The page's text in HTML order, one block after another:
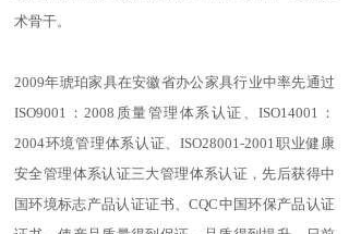
术骨干。
2009年琥珀家具在安徽省办公家具行业中率先通过
ISO9001：2008质量管理体系认证、ISO14001：
2004环境管理体系认证、ISO28001-2001职业健康
安全管理体系认证三大管理体系认证，先后获得中
国环境标志产品认证证书、CQC中国环保产品认证